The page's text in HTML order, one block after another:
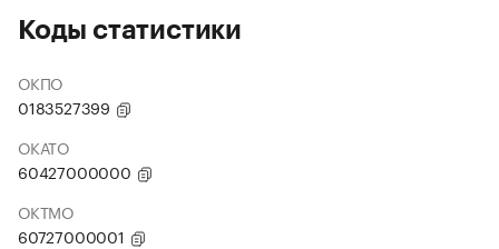
Коды статистики
ОКПО
0183527399
ОКАТО
60427000000
ОКТМО
60727000001